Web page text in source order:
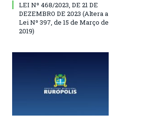
LEI Nº 468/2023, DE 21 DE
DEZEMBRO DE 2023 (Altera a
Lei Nº 397, de 15 de Março de
2019)